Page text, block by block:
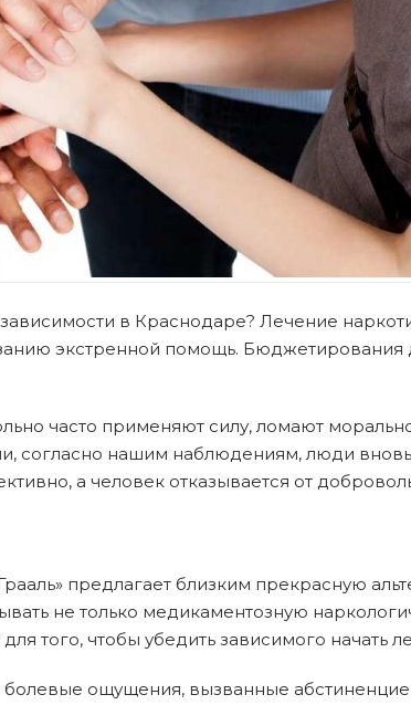
в Краснодаре? Лечение
экстренной помощь. Бюджетирования
часто применяют силу, ломают
согласно нашим наблюдениям, люди
а человек отказывается от
предлагает близким прекрасную
не только медикаментозную
того, чтобы убедить зависимого начать
болевые ощущения, вызванные